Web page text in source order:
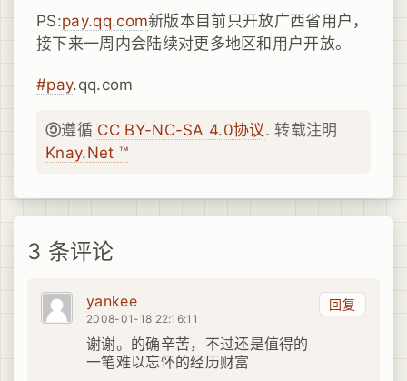
PS:pay.qq.com新版本目前只开放广西省用户，
接下来一周内会陆续对更多地区和用户开放。
#pay.qq.com
遵循 CC BY-NC-SA 4.0协议. 转载注明
Knay.Net ™
3 条评论
回复
yankee
2008-01-18 22:16:11
谢谢。的确辛苦，不过还是值得的
一笔难以忘怀的经历财富